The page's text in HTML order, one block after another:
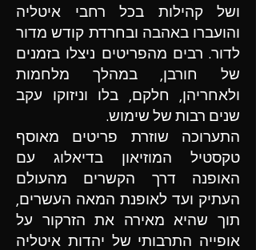
ושל קהילות בכל רחבי איטליה
והועברו באהבה ובחרדת קודש מדור
לדור. רבים מהפריטים ניצלו בזמנים
של חורבן, במהלך מלחמות
ולאחריהן, חלקם, בלו וניזוקו עקב
שנים רבות של שימוש.
התערוכה שוזרת פריטים מאוסף
טקסטיל המוזיאון בדיאלוג עם
האופנה דרך הקשרים מהעולם
העתיק ועד לאופנת המאה העשרים,
תוך שהיא מאירה את הזרקור על
אופייה התרבותי של יהדות איטליה